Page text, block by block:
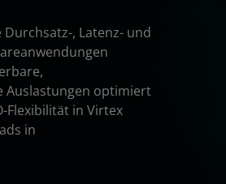
, Latenz- und
Auslastungen optimiert
Flexibilität in Virtex
in